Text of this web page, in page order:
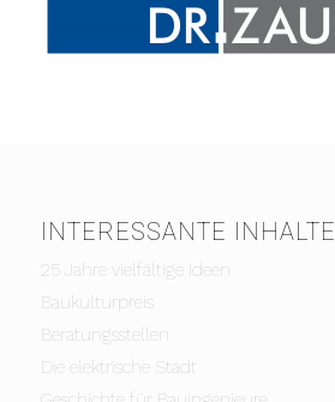
INTERESSANTE INHALTE
25 Jahre vielfältige Ideen
Baukulturpreis
Beratungsstellen
Die elektrische Stadt